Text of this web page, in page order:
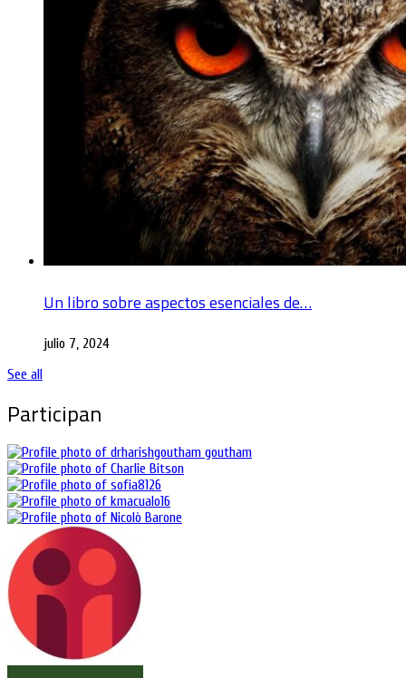
Un libro sobre aspectos esenciales de…
julio 7, 2024
See all
Participan